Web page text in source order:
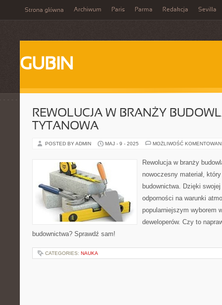
Strona główna Archiwum Paris Parma Redakcja Sevilla
GUBIN
REWOLUCJA W BRANŻY
TYTANOWA
POSTED BY ADMIN MAJ - 9 - 2025 MOŻLIWOŚĆ
Rewolucja w branży
nowoczesny materiał,
budownictwa. Dzięki
odporności na warunki
popularniejszym wyborem
deweloperów. Czy to
budownictwa? Sprawdź sam!
CATEGORIES: NAUKA